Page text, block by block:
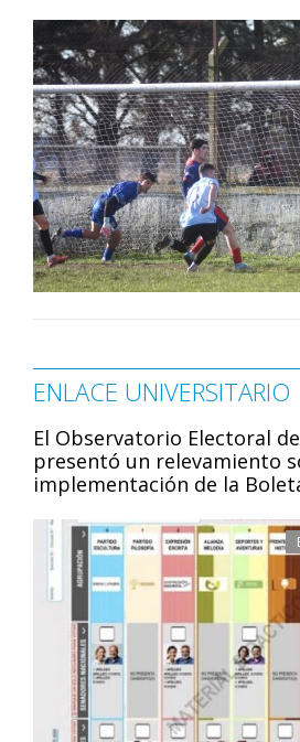
ENLACE UNIVERSITARIO
El Observatorio Electoral
presentó un relevamiento
implementación de la